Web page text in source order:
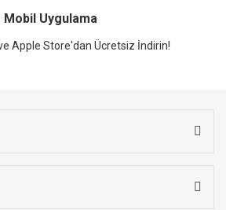
Mobil Uygulama
Apple Store'dan Ücretsiz İndirin!